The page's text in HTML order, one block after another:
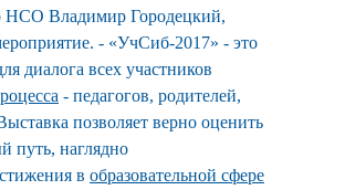
НСО Владимир Городецкий,
- «УчСиб-2017» - это
диалога всех участников
- педагогов, родителей,
позволяет верно оценить
путь, наглядно
в образовательной сфере